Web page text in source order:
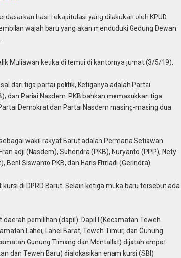
hasil rekapitulasi yang dilakukan oleh KPUD
wajah baru yang akan menduduki Gedung Dewan
Muliawan ketika di temui di kantornya jumat,(3/5/19).
dari tiga partai politik, Ketiganya adalah Partai
dan Pariai Nasdem. PKB bahkan memasukkan tiga
Demokrat dan Partai Nasdem masing-masing dua
wakil rakyat Barut adalah Permana Setiawan
adji (Nasdem), Suhendra (PKB), Nuryanto (PPP), Nety
Beni Siswanto PKB, dan Haris Fitriadi (Gerindra).
di DPRD Barut. Selain ketiga muka baru tersebut ada
daerah pemilihan (dapil). Dapil I (Kecamatan Teweh
Lahei, Lahei Barat, Teweh Timur, dan Gunung
Gunung Timang dan Montallat) dijatah empat
dan Teweh Baru) dialokasikan enam kursi.(SBI)